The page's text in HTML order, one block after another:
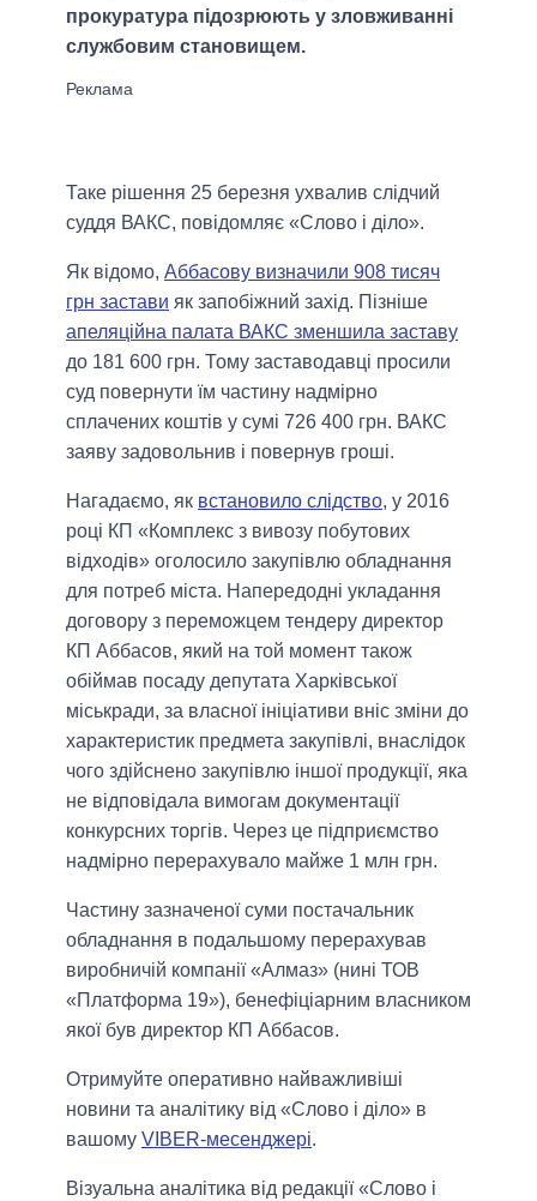
прокуратура підозрюють у зловживанні
службовим становищем.
Таке рішення 25 березня ухвалив слідчий
суддя ВАКС, повідомляє «Слово і діло».
Як відомо, Аббасову визначили 908 тисяч
грн застави як запобіжний захід. Пізніше
апеляційна палата ВАКС зменшила заставу
до 181 600 грн. Тому заставодавці просили
суд повернути їм частину надмірно
сплачених коштів у сумі 726 400 грн. ВАКС
заяву задовольнив і повернув гроші.
Нагадаємо, як встановило слідство, у 2016
році КП «Комплекс з вивозу побутових
відходів» оголосило закупівлю обладнання
для потреб міста. Напередодні укладання
договору з переможцем тендеру директор
КП Аббасов, який на той момент також
обіймав посаду депутата Харківської
міськради, за власної ініціативи вніс зміни до
характеристик предмета закупівлі, внаслідок
чого здійснено закупівлю іншої продукції, яка
не відповідала вимогам документації
конкурсних торгів. Через це підприємство
надмірно перерахувало майже 1 млн грн.
Частину зазначеної суми постачальник
обладнання в подальшому перерахував
виробничій компанії «Алмаз» (нині ТОВ
«Платформа 19»), бенефіціарним власником
якої був директор КП Аббасов.
Отримуйте оперативно найважливіші
новини та аналітику від «Слово і діло» в
вашому VIBER-месенджері.
Візуальна аналітика від редакції «Слово і